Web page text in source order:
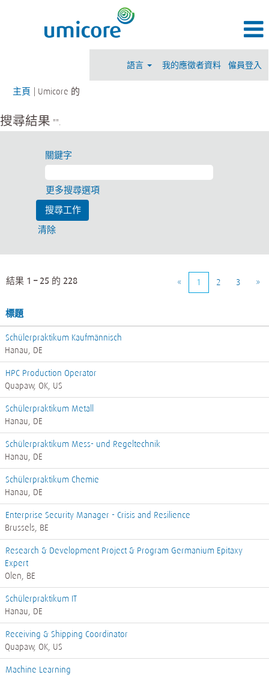
語言 我的應徵者資料 僱員登入
主頁 Umicore 的
搜尋結果 "".
關鍵字
更多搜尋選項
清除
結果 1 – 25 的 228 « 1 2 3 »
標題
Schülerpraktikum Kaufmännisch
Hanau, DE
HPC Production Operator
Quapaw, OK, US
Schülerpraktikum Metall
Hanau, DE
Schülerpraktikum Mess- und Regeltechnik
Hanau, DE
Schülerpraktikum Chemie
Hanau, DE
Enterprise Security Manager - Crisis and Resilience
Brussels, BE
Research & Development Project & Program Germanium Epitaxy
Expert
Olen, BE
Schülerpraktikum IT
Hanau, DE
Receiving & Shipping Coordinator
Quapaw, OK, US
Machine Learning